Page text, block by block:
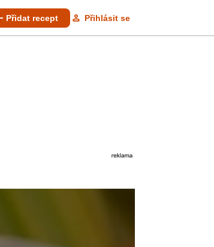
Přidat recept Přihlásit se